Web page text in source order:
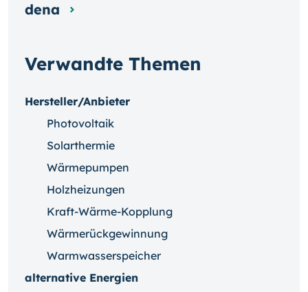
Verwandte Themen
Hersteller/Anbieter
Photovoltaik
Solarthermie
Wärmepumpen
Holzheizungen
Kraft-Wärme-Kopplung
Wärmerückgewinnung
Warmwasserspeicher
alternative Energien
dena